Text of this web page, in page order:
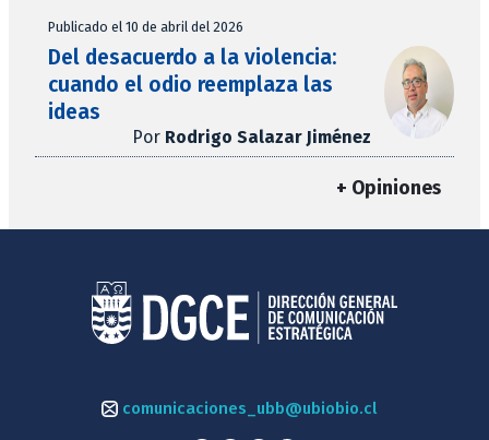
Publicado el 10 de abril del 2026
Del desacuerdo a la violencia:
cuando el odio reemplaza las
ideas
Por Rodrigo Salazar Jiménez
+ Opiniones
comunicaciones_ubb@ubiobio.cl